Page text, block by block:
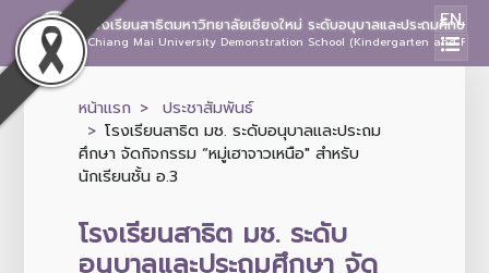
โรงเรียนสาธิตมหาวิทยาลัยเชียงใหม่ ระดับอนุบาลและประถมศึกษา
Chiang Mai University Demonstration School (Kindergarten and
EN
หน้าแรก
ประชาสัมพันธ์
โรงเรียนสาธิต มช. ระดับอนุบาลและประถม
ศึกษา จัดกิจกรรม “หมู่เฮาจาวเหนือ" สำหรับ
นักเรียนชั้น อ.3
โรงเรียนสาธิต มช. ระดับ
อนุบาลและประถมศึกษา จัด